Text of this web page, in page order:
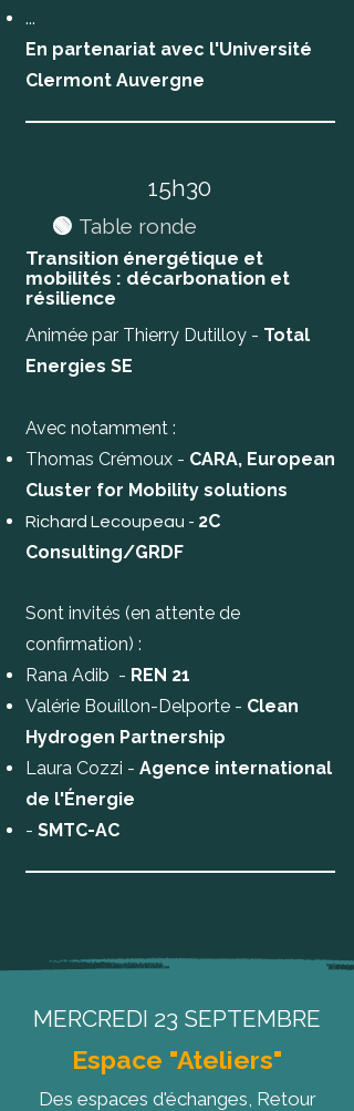
...
En partenariat avec l'Université
Clermont Auvergne
15h30
🟢 Table ronde
Transition énergétique et
mobilités : décarbonation et
résilience
Animée par Thierry Dutilloy - Total
Energies SE
Avec notamment :
Thomas Crémoux - CARA, European
Cluster for Mobility solutions
Richard Lecoupeau - 2C
Consulting/GRDF
Sont invités (en attente de
confirmation) :
Rana Adib - REN 21
Valérie Bouillon-Delporte - Clean
Hydrogen Partnership
Laura Cozzi - Agence international
de l'Énergie
- SMTC-AC
MERCREDI 23 SEPTEMBRE
Espace "Ateliers"
Des espaces d'échanges, Retour